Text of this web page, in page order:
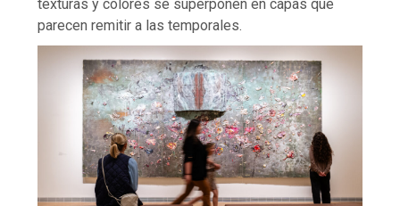
texturas y colores se superponen en capas que
parecen remitir a las temporales.